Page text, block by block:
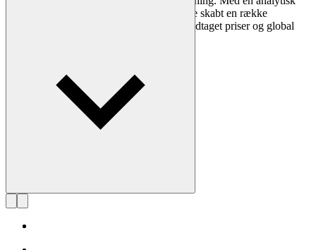
tilgang til deres formgivningsproces, har de skabt en række
industrielle og sociale designs, som har modtaget priser og global